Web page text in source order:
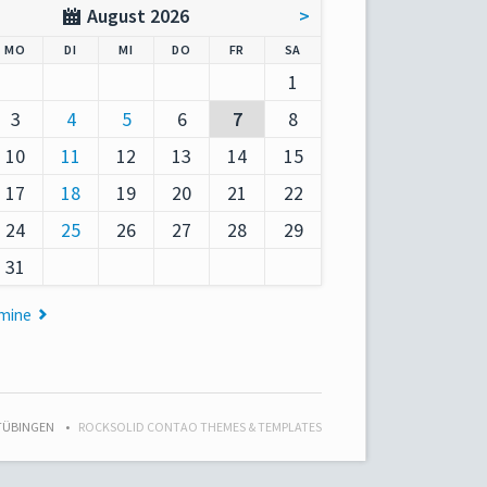
August 2026 >
MO DIENSTAG
MITTWOCH
DO NNERSTAG
FR SA
1
3 4 5 6 7
8
10 11 12 13 14
15
17 18 19 20 21
22
24 25 26 27 28
29
31
ROCKSOLID CONTAO THEMES & TEMPLATES